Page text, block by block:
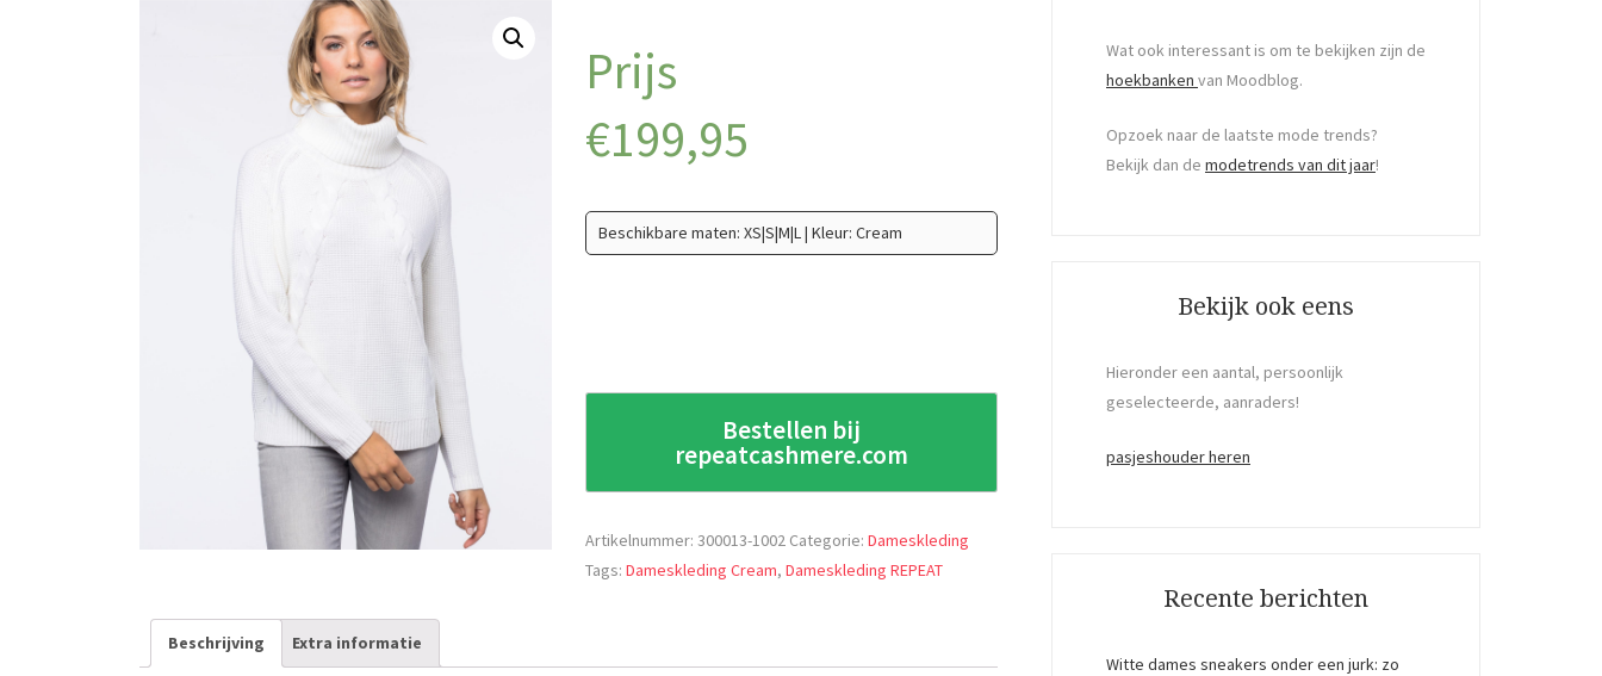
€199,95
Beschikbare maten: XS|S|M|L | Kleur: Cream
Bestellen bij
repeatcashmere.com
Artikelnummer:300013-1002 Categorie:Dameskleding
Tags:Dameskleding Cream,Dameskleding REPEAT
Beschrijving Extra informatie
Wat ook interessant is om te bekijken zijn de
hoekbanken van Moodblog.
Opzoek naar de laatste mode trends?
Bekijk dan de modetrends van dit jaar!
Bekijk ook eens
Hieronder een aantal, persoonlijk
geselecteerde, aanraders!
pasjeshouder heren
Recente berichten
Witte dames sneakers onder een jurk: zo